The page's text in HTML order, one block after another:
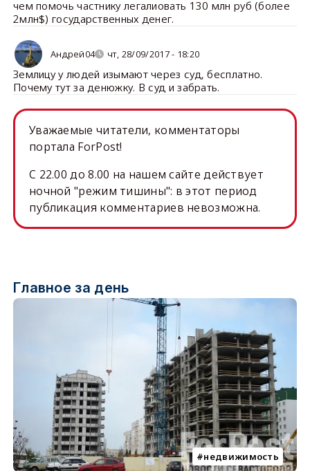
чем помочь частнику легалиовать 130 млн руб (более
2млн$) государственных денег.
Андрей04 чт, 28/09/2017 - 18:20
Землицу у людей изымают через суд, бесплатно.
Почему тут за денюжку. В суд и забрать.
Уважаемые читатели, комментаторы
портала ForPost!
C 22.00 до 8.00 на нашем сайте действует
ночной "режим тишины": в этот период
публикация комментариев невозможна.
Главное за день
недвижимость